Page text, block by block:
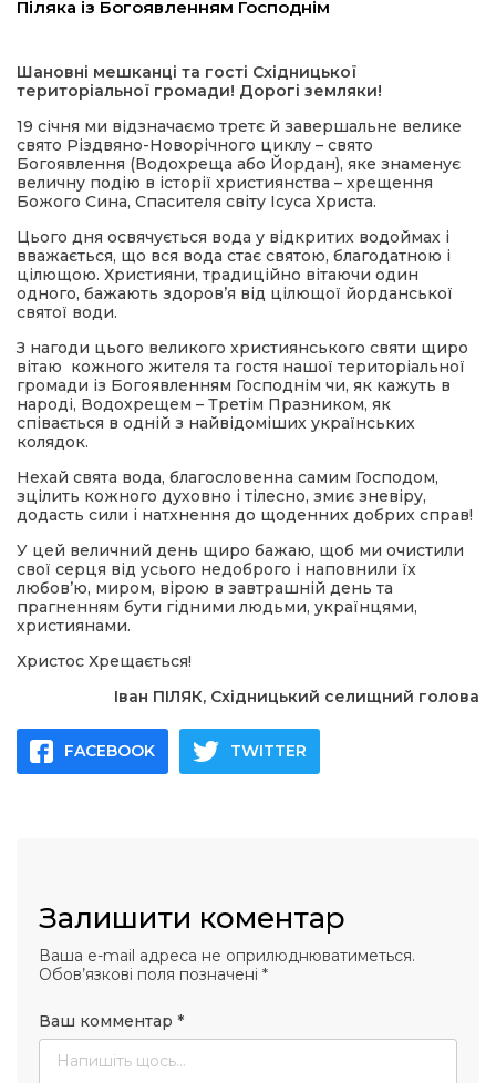
Піляка із Богоявленням Господнім
Шановні мешканці та гості Східницької
територіальної громади! Дорогі земляки!
19 січня ми відзначаємо третє й завершальне велике
свято Різдвяно-Новорічного циклу – свято
Богоявлення (Водохреща або Йордан), яке знаменує
величну подію в історії християнства – хрещення
Божого Сина, Спасителя світу Ісуса Христа.
Цього дня освячується вода у відкритих водоймах і
вважається, що вся вода стає святою, благодатною і
цілющою. Християни, традиційно вітаючи один
одного, бажають здоров’я від цілющої йорданської
святої води.
З нагоди цього великого християнського святи щиро
вітаю кожного жителя та гостя нашої територіальної
громади із Богоявленням Господнім чи, як кажуть в
народі, Водохрещем – Третім Празником, як
співається в одній з найвідоміших українських
колядок.
Нехай свята вода, благословенна самим Господом,
зцілить кожного духовно і тілесно, змиє зневіру,
додасть сили і натхнення до щоденних добрих справ!
У цей величний день щиро бажаю, щоб ми очистили
свої серця від усього недоброго і наповнили їх
любов’ю, миром, вірою в завтрашній день та
прагненням бути гідними людьми, українцями,
християнами.
Христос Хрещається!
Іван ПІЛЯК, Східницький селищний голова
FACEBOOK TWITTER
Залишити коментар
Ваша e-mail адреса не оприлюднюватиметься.
Обов’язкові поля позначені *
Ваш комментар *